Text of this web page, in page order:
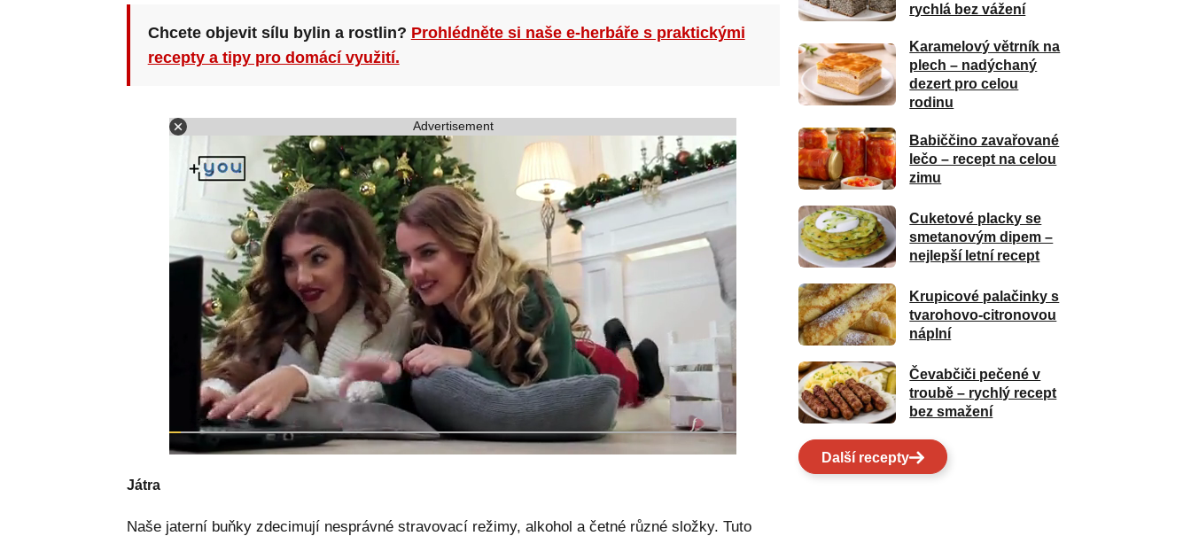
Chcete objevit sílu bylin a rostlin? Prohlédněte si naše e-herbáře s praktickými
recepty a tipy pro domácí využití.
Advertisement
Játra
Naše jaterní buňky zdecimují nesprávné stravovací režimy, alkohol a četné různé složky. Tuto
rychlá bez vážení
Karamelový větrník na
plech – nadýchaný
dezert pro celou
rodinu
Babiččino zavařované
lečo – recept na celou
zimu
Cuketové placky se
smetanovým dipem –
nejlepší letní recept
Krupicové palačinky s
tvarohovo-citronovou
náplní
Čevabčiči pečené v
troubě – rychlý recept
bez smažení
Další recepty